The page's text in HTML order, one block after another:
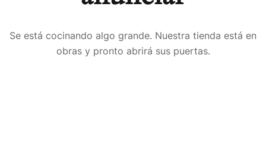
Se está cocinando algo grande. Nuestra tienda está en
obras y pronto abrirá sus puertas.